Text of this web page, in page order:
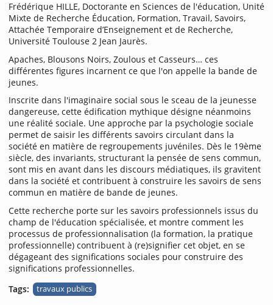
Frédérique HILLE, Doctorante en Sciences de l'éducation, Unité
Mixte de Recherche Éducation, Formation, Travail, Savoirs,
Attachée Temporaire d’Enseignement et de Recherche,
Université Toulouse 2 Jean Jaurès.
Apaches, Blousons Noirs, Zoulous et Casseurs… ces
différentes figures incarnent ce que l'on appelle la bande de
jeunes.
Inscrite dans l'imaginaire social sous le sceau de la jeunesse
dangereuse, cette édification mythique désigne néanmoins
une réalité sociale. Une approche par la psychologie sociale
permet de saisir les différents savoirs circulant dans la
société en matière de regroupements juvéniles. Dès le 19ème
siècle, des invariants, structurant la pensée de sens commun,
sont mis en avant dans les discours médiatiques, ils gravitent
dans la société et contribuent à construire les savoirs de sens
commun en matière de bande de jeunes.
Cette recherche porte sur les savoirs professionnels issus du
champ de l'éducation spécialisée, et montre comment les
processus de professionnalisation (la formation, la pratique
professionnelle) contribuent à (re)signifier cet objet, en se
dégageant des significations sociales pour construire des
significations professionnelles.
Tags:
travaux publics